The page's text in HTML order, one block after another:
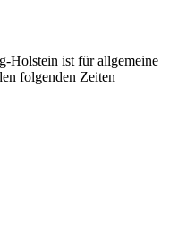
Holstein ist für allgemeine
folgenden Zeiten